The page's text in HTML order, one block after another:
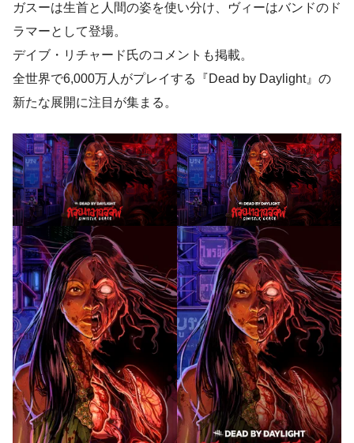
ガスーは生首と人間の姿を使い分け、ヴィーはバンドのド
ラマーとして登場。
デイブ・リチャード氏のコメントも掲載。
全世界で6,000万人がプレイする『Dead by Daylight』の
新たな展開に注目が集まる。